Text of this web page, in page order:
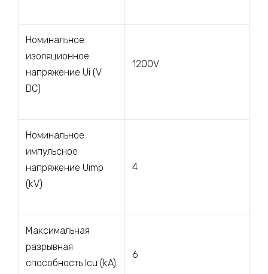
Номинальное
изоляционное
напряжение Ui (V
DC)
1200V
Номинальное
импульсное
напряжение Uimp
(kV)
4
Максимальная
разрывная
способность Icu (kA)
6